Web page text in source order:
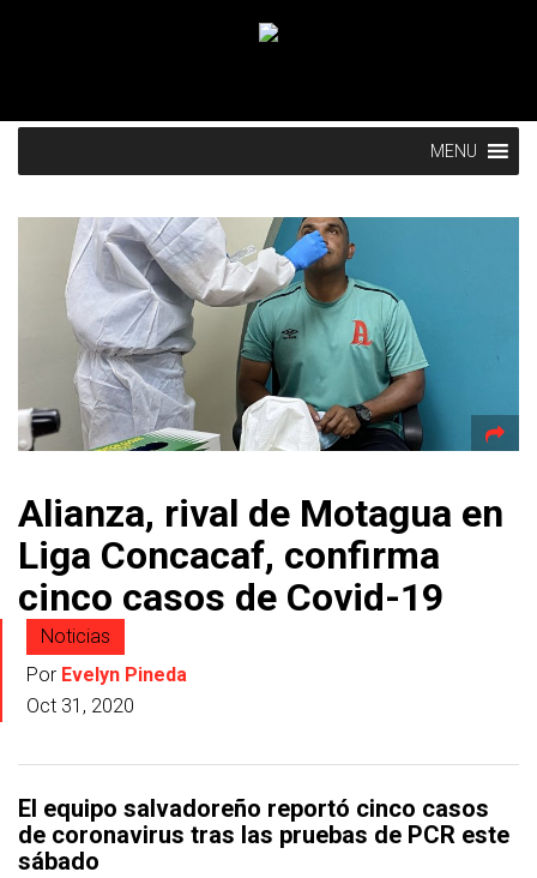
MENU
Alianza, rival de Motagua en
Liga Concacaf, confirma
cinco casos de Covid-19
Noticias
Por Evelyn Pineda
Oct 31, 2020
El equipo salvadoreño reportó cinco casos
de coronavirus tras las pruebas de PCR este
sábado